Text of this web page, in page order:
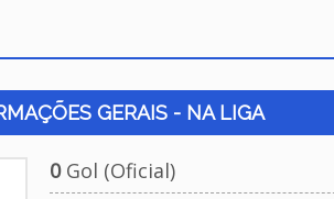
GERAIS - NA LIGA
0Gol (Oficial)